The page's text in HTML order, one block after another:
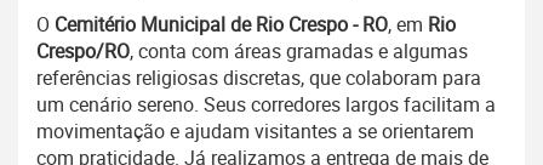
O Cemitério Municipal de Rio Crespo - RO, em Rio
Crespo/RO, conta com áreas gramadas e algumas
referências religiosas discretas, que colaboram para
um cenário sereno. Seus corredores largos facilitam a
movimentação e ajudam visitantes a se orientarem
com praticidade. Já realizamos a entrega de mais de